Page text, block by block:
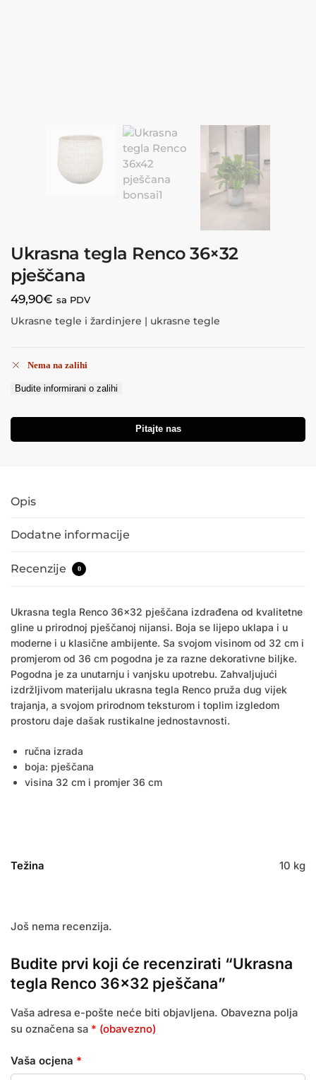
Ukrasna tegla Renco 36×32
pješčana
49,90€ sa PDV
Ukrasne tegle i žardinjere | ukrasne tegle
Nema na zalihi
Budite informirani o zalihi
Pitajte nas
Opis
Dodatne informacije
Recenzije 0
Ukrasna tegla Renco 36×32 pješčana izdrađena od kvalitetne
gline u prirodnoj pješčanoj nijansi. Boja se lijepo uklapa i u
moderne i u klasične ambijente. Sa svojom visinom od 32 cm i
promjerom od 36 cm pogodna je za razne dekorativne biljke.
Pogodna je za unutarnju i vanjsku upotrebu. Zahvaljujući
izdržljivom materijalu ukrasna tegla Renco pruža dug vijek
trajanja, a svojom prirodnom teksturom i toplim izgledom
prostoru daje dašak rustikalne jednostavnosti.
ručna izrada
boja: pješčana
visina 32 cm i promjer 36 cm
Težina 10 kg
Još nema recenzija.
Budite prvi koji će recenzirati “Ukrasna
tegla Renco 36×32 pješčana”
Vaša adresa e-pošte neće biti objavljena. Obavezna polja
su označena sa * (obavezno)
Vaša ocjena *